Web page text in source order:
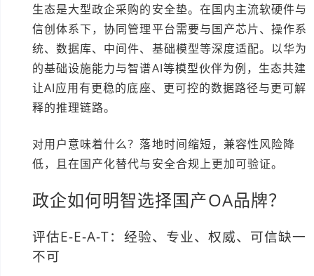
生态是大型政企采购的安全垫。在国内主流软硬件与
信创体系下，协同管理平台需要与国产芯片、操作系
统、数据库、中间件、基础模型等深度适配。以华为
的基础设施能力与智谱AI等模型伙伴为例，生态共建
让AI应用有更稳的底座、更可控的数据路径与更可解
释的推理链路。
对用户意味着什么？落地时间缩短，兼容性风险降
低，且在国产化替代与安全合规上更加可验证。
政企如何明智选择国产OA品牌？
评估E-E-A-T：经验、专业、权威、可信缺一
不可